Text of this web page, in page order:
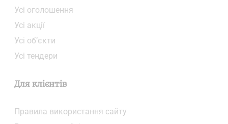
Усі оголошення
Усі акції
Усі об’єкти
Усі тендери
Для клієнтів
Правила використання сайту